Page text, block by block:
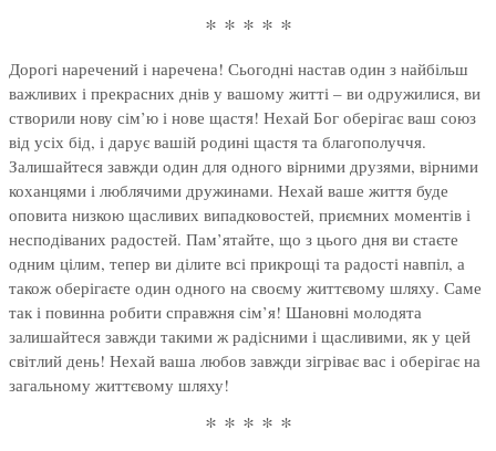
* * * * *
Дорогі наречений і наречена! Сьогодні настав один з найбільш
важливих і прекрасних днів у вашому житті – ви одружилися, ви
створили нову сім’ю і нове щастя! Нехай Бог оберігає ваш союз
від усіх бід, і дарує вашій родині щастя та благополуччя.
Залишайтеся завжди один для одного вірними друзями, вірними
коханцями і люблячими дружинами. Нехай ваше життя буде
оповита низкою щасливих випадковостей, приємних моментів і
несподіваних радостей. Пам’ятайте, що з цього дня ви стаєте
одним цілим, тепер ви ділите всі прикрощі та радості навпіл, а
також оберігаєте один одного на своєму життєвому шляху. Саме
так і повинна робити справжня сім’я! Шановні молодята
залишайтеся завжди такими ж радісними і щасливими, як у цей
світлий день! Нехай ваша любов завжди зігріває вас і оберігає на
загальному життєвому шляху!
* * * * *